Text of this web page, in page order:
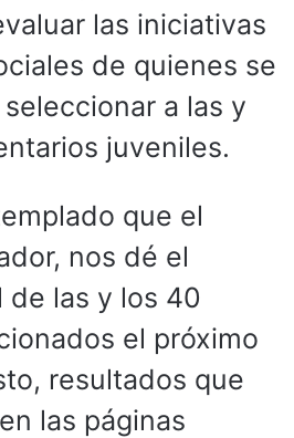
las iniciativas
de quienes se
a las y
juveniles.
que el
nos dé el
las y los 40
el próximo
resultados que
las páginas